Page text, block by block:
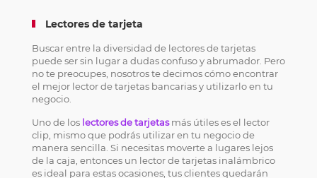
Lectores de tarjeta
Buscar entre la diversidad de lectores de tarjetas
puede ser sin lugar a dudas confuso y abrumador. Pero
no te preocupes, nosotros te decimos cómo encontrar
el mejor lector de tarjetas bancarias y utilizarlo en tu
negocio.
Uno de los lectores de tarjetasmás útiles es el lector
clip, mismo que podrás utilizar en tu negocio de
manera sencilla. Si necesitas moverte a lugares lejos
de la caja, entonces un lector de tarjetas inalámbrico
es ideal para estas ocasiones, tus clientes quedarán